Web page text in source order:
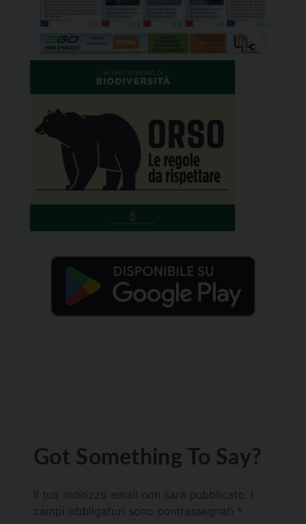
Got Something To Say?
Il tuo indirizzo email non sarà pubblicato.
campi obbligatori sono contrassegnati *